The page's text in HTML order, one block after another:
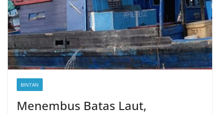
BINTAN
Menembus Batas Laut,